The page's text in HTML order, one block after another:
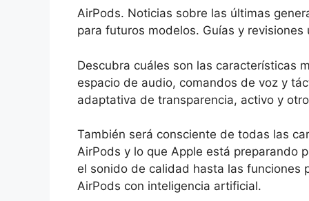
AirPods. Noticias sobre las últimas
para futuros modelos. Guías y revisiones
Descubra cuáles son las características
espacio de audio, comandos de voz y
adaptativa de transparencia, activo y
También será consciente de todas las
AirPods y lo que Apple está preparando
el sonido de calidad hasta las funciones
AirPods con inteligencia artificial.